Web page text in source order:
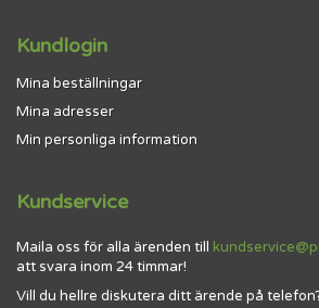
Kundlogin
Mina beställningar
Mina adresser
Min personliga information
Kundservice
Maila oss för alla ärenden till
att svara inom 24 timmar!
Vill du hellre diskutera ditt ärende på